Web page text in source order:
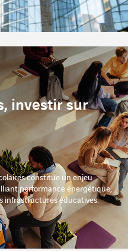
investir sur
Facebook
sur Twitter
surpar
constitue un enjeu
performance énergétique,
infrastructures éducatives.